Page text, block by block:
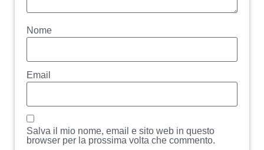
Nome
Email
Salva il mio nome, email e sito web in questo
browser per la prossima volta che commento.